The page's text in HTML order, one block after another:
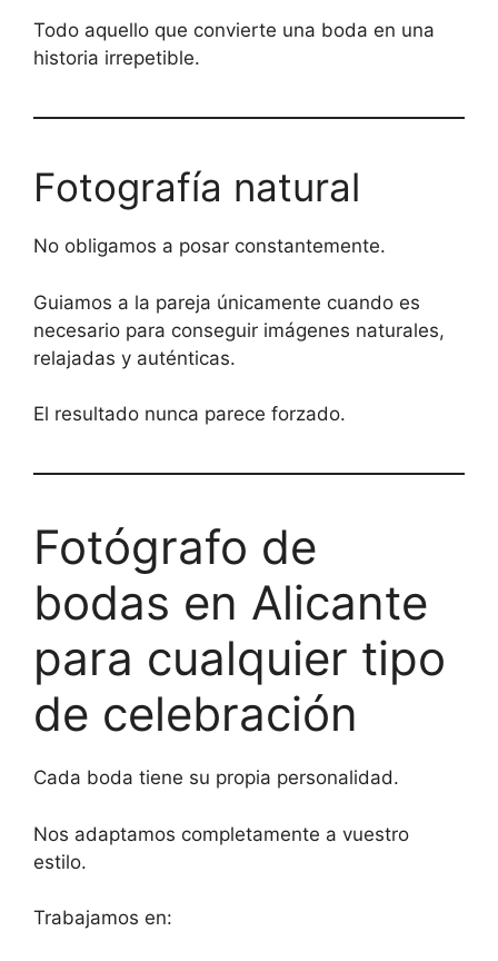
Todo aquello que convierte una boda en una
historia irrepetible.
Fotografía natural
No obligamos a posar constantemente.
Guiamos a la pareja únicamente cuando es
necesario para conseguir imágenes naturales,
relajadas y auténticas.
El resultado nunca parece forzado.
Fotógrafo de
bodas en Alicante
para cualquier tipo
de celebración
Cada boda tiene su propia personalidad.
Nos adaptamos completamente a vuestro
estilo.
Trabajamos en: